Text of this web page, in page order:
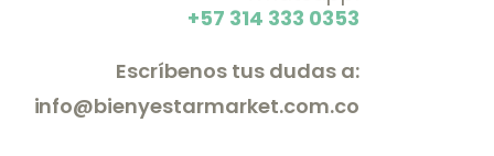
+57 314 333 0353
Escríbenos tus dudas a:
info@bienyestarmarket.com.co